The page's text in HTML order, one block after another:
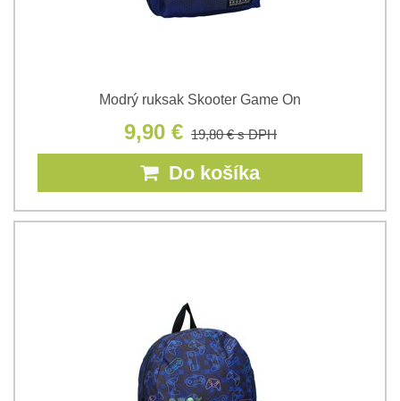
Modrý ruksak Skooter Game On
9,90 € 19,80 €s DPH
Do košíka